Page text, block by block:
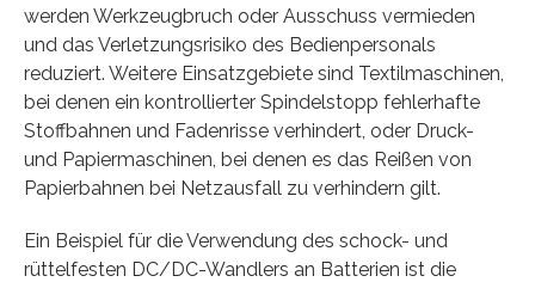
werden Werkzeugbruch oder Ausschuss vermieden
und das Verletzungsrisiko des Bedienpersonals
reduziert. Weitere Einsatzgebiete sind Textilmaschinen,
bei denen ein kontrollierter Spindelstopp fehlerhafte
Stoffbahnen und Fadenrisse verhindert, oder Druck-
und Papiermaschinen, bei denen es das Reißen von
Papierbahnen bei Netzausfall zu verhindern gilt.
Ein Beispiel für die Verwendung des schock- und
rüttelfesten DC/DC-Wandlers an Batterien ist die